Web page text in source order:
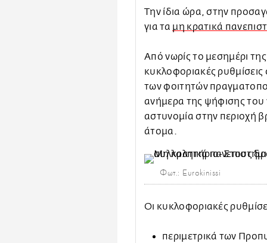
Την ίδια ώρα, στην
για τα μη κρατικά
Από νωρίς το μεσημέρι
κυκλοφοριακές
των φοιτητών
ανήμερα της ψήφισης
αστυνομία στην περιοχή
άτομα.
Φωτ.: Eurokinissi
Οι κυκλοφοριακές
περιμετρικά των